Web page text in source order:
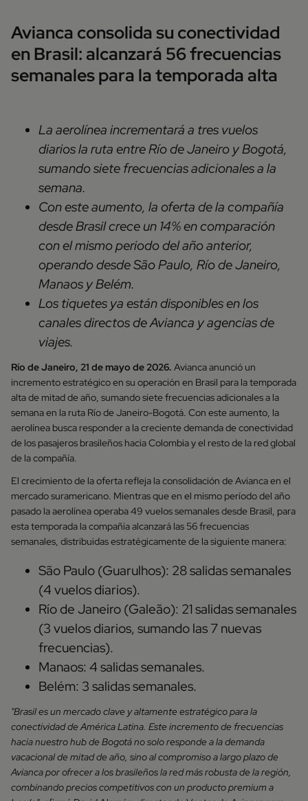
Avianca consolida su conectividad
en Brasil: alcanzará 56 frecuencias
semanales para la temporada alta
La aerolínea incrementará a tres vuelos
diarios la ruta entre Río de Janeiro y Bogotá,
sumando siete frecuencias adicionales a la
semana.
Con este aumento, la oferta de la compañía
desde Brasil crece un 14% en comparación
con el mismo periodo del año anterior,
operando desde São Paulo, Río de Janeiro,
Manaos y Belém.
Los tiquetes ya están disponibles en los
canales directos de Avianca y agencias de
viajes.
Río de Janeiro, 21 de mayo de 2026. Avianca anunció un
incremento estratégico en su operación en Brasil para la temporada
alta de mitad de año, sumando siete frecuencias adicionales a la
semana en la ruta Río de Janeiro-Bogotá. Con este aumento, la
aerolínea busca responder a la creciente demanda de conectividad
de los pasajeros brasileños hacia Colombia y el resto de la red global
de la compañía.
El crecimiento de la oferta refleja la consolidación de Avianca en el
mercado suramericano. Mientras que en el mismo período del año
pasado la aerolínea operaba 49 vuelos semanales desde Brasil, para
esta temporada la compañía alcanzará las 56 frecuencias
semanales, distribuidas estratégicamente de la siguiente manera:
São Paulo (Guarulhos): 28 salidas semanales
(4 vuelos diarios).
Río de Janeiro (Galeão): 21 salidas semanales
(3 vuelos diarios, sumando las 7 nuevas
frecuencias).
Manaos: 4 salidas semanales.
Belém: 3 salidas semanales.
"Brasil es un mercado clave y altamente estratégico para la
conectividad de América Latina. Este incremento de frecuencias
hacia nuestro hub de Bogotá no solo responde a la demanda
vacacional de mitad de año, sino al compromiso a largo plazo de
Avianca por ofrecer a los brasileños la red más robusta de la región,
combinando precios competitivos con un producto premium a